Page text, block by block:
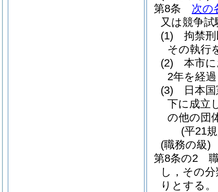
第8条
次の
又は競争
(1)
拘禁
その執行
(2)
本市
2年を経
(3)
日本
下に成立
の他の団
(平21
(職務の級)
第8条の2
し，その
りとする。